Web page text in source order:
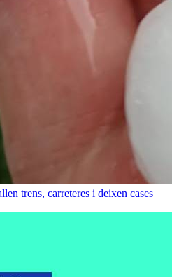
trens, carreteres i deixen cases